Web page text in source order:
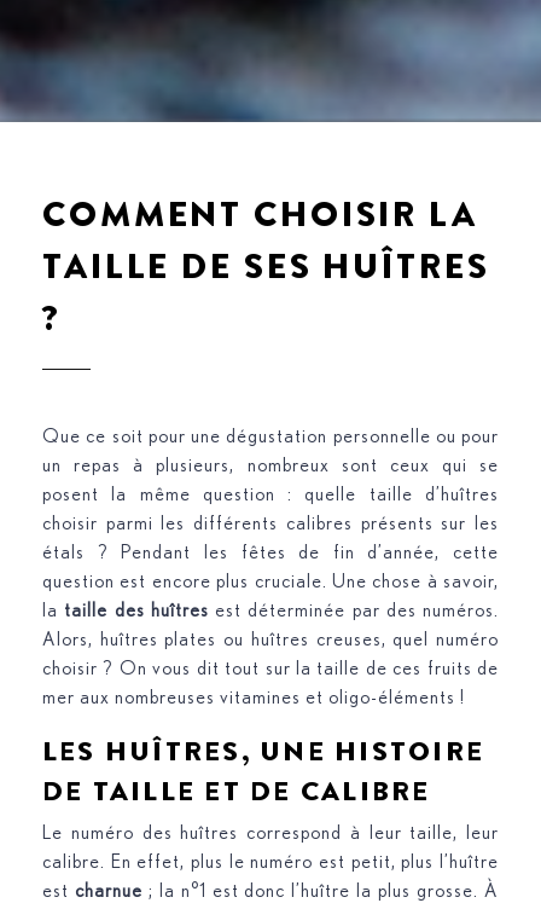
COMMENT CHOISIR LA
TAILLE DE SES HUÎTRES
?
Que ce soit pour une dégustation personnelle ou pour
un repas à plusieurs, nombreux sont ceux qui se
posent la même question : quelle taille d’huîtres
choisir parmi les différents calibres présents sur les
étals ? Pendant les fêtes de fin d’année, cette
question est encore plus cruciale. Une chose à savoir,
la taille des huîtres est déterminée par des numéros.
Alors, huîtres plates ou huîtres creuses, quel numéro
choisir ? On vous dit tout sur la taille de ces fruits de
mer aux nombreuses vitamines et oligo-éléments !
LES HUÎTRES, UNE HISTOIRE
DE TAILLE ET DE CALIBRE
Le numéro des huîtres correspond à leur taille, leur
calibre. En effet, plus le numéro est petit, plus l’huître
est charnue ; la n°1 est donc l’huître la plus grosse. À